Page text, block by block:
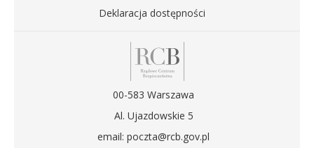
Deklaracja dostępności
00-583 Warszawa
Al. Ujazdowskie 5
email: poczta@rcb.gov.pl